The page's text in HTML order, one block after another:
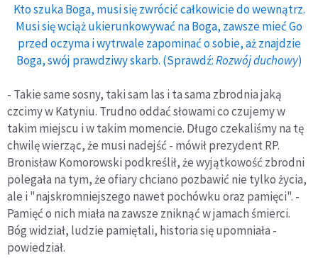
Kto szuka Boga, musi się zwrócić całkowicie do wewnątrz.
Musi się wciąż ukierunkowywać na Boga, zawsze mieć Go
przed oczyma i wytrwale zapominać o sobie, aż znajdzie
Boga, swój prawdziwy skarb. (Sprawdź:Rozwój duchowy)
- Takie same sosny, taki sam las i ta sama zbrodnia jaką
czcimy w Katyniu. Trudno oddać słowami co czujemy w
takim miejscu i w takim momencie. Długo czekaliśmy na tę
chwilę wierząc, że musi nadejść - mówił prezydent RP.
Bronisław Komorowski podkreślił, że wyjątkowość zbrodni
polegała na tym, że ofiary chciano pozbawić nie tylko życia,
ale i "najskromniejszego nawet pochówku oraz pamięci". -
Pamięć o nich miała na zawsze zniknąć w jamach śmierci.
Bóg widział, ludzie pamiętali, historia się upomniała -
powiedział.